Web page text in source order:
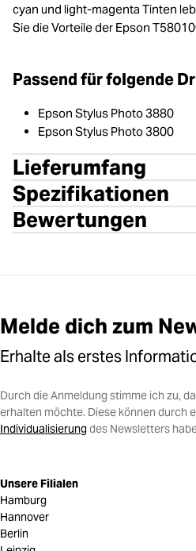
cyan und light-magenta Tinten
Sie die Vorteile der Epson
Passend für folgende
Epson Stylus Photo 3880
Epson Stylus Photo 3800
Lieferumfang
Spezifikationen
Bewertungen
Melde dich zum
Erhalte als erstes
Durch die Anmeldung stimme ich zu,
erhalten möchte. Diese können durch
Individualisierungdes Newsletters
Unsere Filialen
Hamburg
Hannover
Berlin